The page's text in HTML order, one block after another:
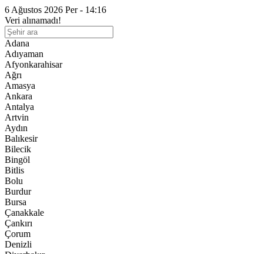
6 Ağustos 2026 Per - 14:16
Veri alınamadı!
Adana
Adıyaman
Afyonkarahisar
Ağrı
Amasya
Ankara
Antalya
Artvin
Aydın
Balıkesir
Bilecik
Bingöl
Bitlis
Bolu
Burdur
Bursa
Çanakkale
Çankırı
Çorum
Denizli